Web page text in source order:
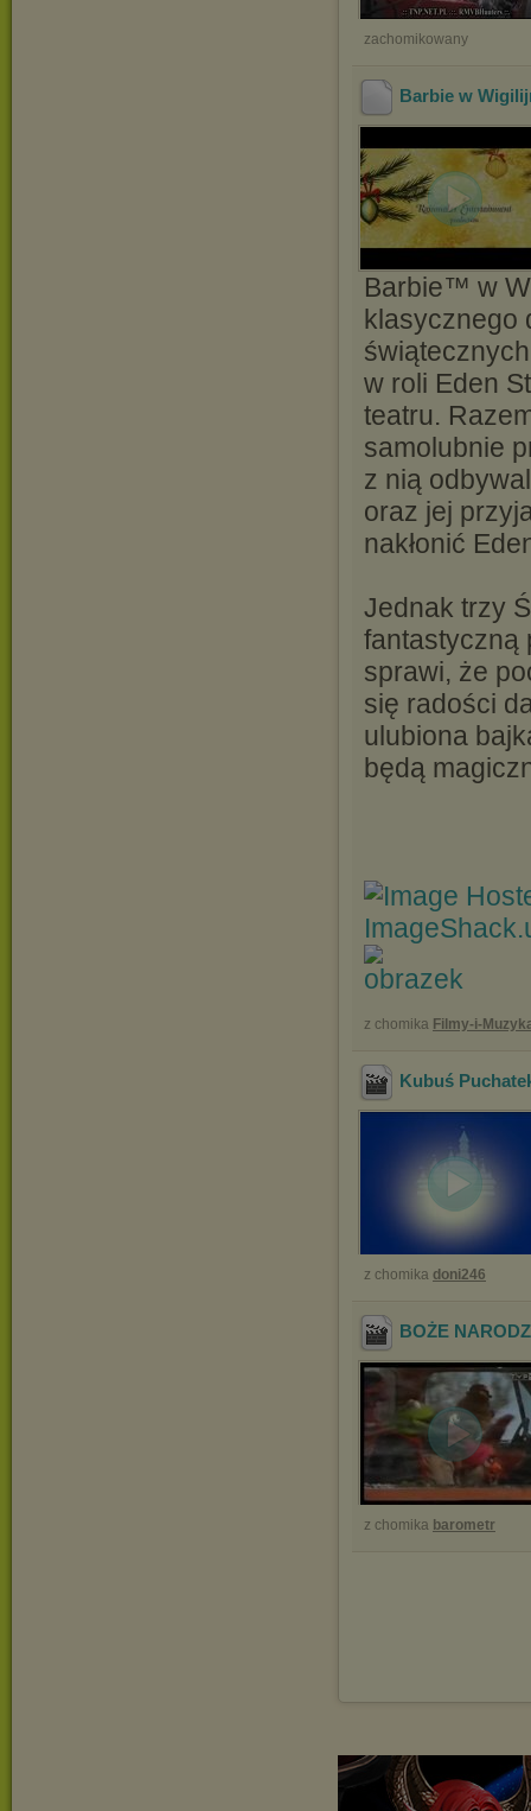
zachomikowany
Barbie w
Barbie™ w
klasycznego
w roli Eden
teatru.
samolubnie
z nią
oraz jej
nakłonić
Jednak trzy
fantastyczną
sprawi, że
się radości
ulubiona
będą
z chomika Filmy-i-
Kubuś
z chomika doni246
BOŻE
z chomika barometr